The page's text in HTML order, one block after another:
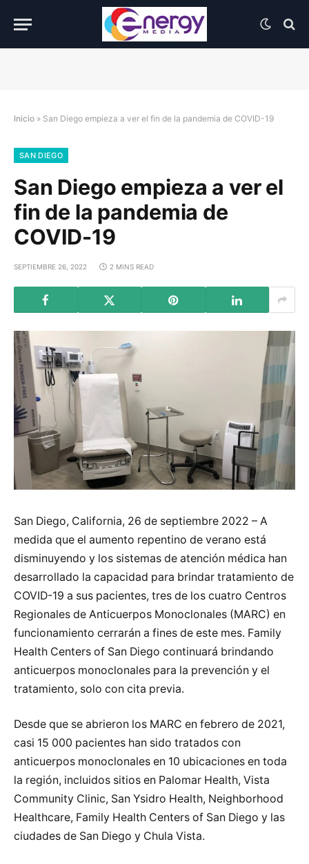
Inicio » San Diego empieza a ver el fin de la pandemia de COVID-19
SAN DIEGO
San Diego empieza a ver el
fin de la pandemia de
COVID-19
SEPTIEMBRE 26, 2022 2 MINS READ
San Diego, California, 26 de septiembre 2022 – A
medida que el aumento repentino de verano está
disminuyendo y los sistemas de atención médica han
desarrollado la capacidad para brindar tratamiento de
COVID-19 a sus pacientes, tres de los cuatro Centros
Regionales de Anticuerpos Monoclonales (MARC) en
funcionamiento cerrarán a fines de este mes. Family
Health Centers of San Diego continuará brindando
anticuerpos monoclonales para la prevención y el
tratamiento, solo con cita previa.
Desde que se abrieron los MARC en febrero de 2021,
casi 15 000 pacientes han sido tratados con
anticuerpos monoclonales en 10 ubicaciones en toda
la región, incluidos sitios en Palomar Health, Vista
Community Clinic, San Ysidro Health, Neighborhood
Healthcare, Family Health Centers of San Diego y las
ciudades de San Diego y Chula Vista.